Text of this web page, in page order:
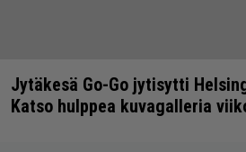
Jytäkesä Go-Go jytisytti
Katso hulppea kuvagalleria